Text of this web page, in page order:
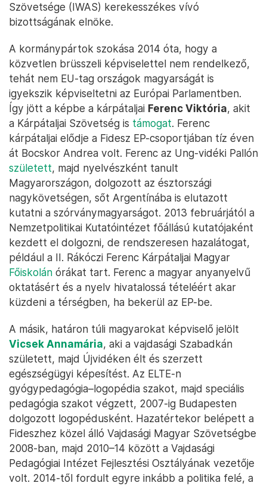
Szövetsége (IWAS) kerekesszékes vívó
bizottságának elnöke.
A kormánypártok szokása 2014 óta, hogy a
közvetlen brüsszeli képviselettel nem rendelkező,
tehát nem EU-tag országok magyarságát is
igyekszik képviseltetni az Európai Parlamentben.
Így jött a képbe a kárpátaljai Ferenc Viktória, akit
a Kárpátaljai Szövetség is támogat. Ferenc
kárpátaljai elődje a Fidesz EP-csoportjában tíz éven
át Bocskor Andrea volt. Ferenc az Ung-vidéki Pallón
született, majd nyelvészként tanult
Magyarországon, dolgozott az észtországi
nagykövetségen, sőt Argentínába is elutazott
kutatni a szórványmagyarságot. 2013 februárjától a
Nemzetpolitikai Kutatóintézet főállású kutatójaként
kezdett el dolgozni, de rendszeresen hazalátogat,
például a II. Rákóczi Ferenc Kárpátaljai Magyar
Főiskolán órákat tart. Ferenc a magyar anyanyelvű
oktatásért és a nyelv hivatalossá tételéért akar
küzdeni a térségben, ha bekerül az EP-be.
A másik, határon túli magyarokat képviselő jelölt
Vicsek Annamária, aki a vajdasági Szabadkán
született, majd Újvidéken élt és szerzett
egészségügyi képesítést. Az ELTE-n
gyógypedagógia–logopédia szakot, majd speciális
pedagógia szakot végzett, 2007-ig Budapesten
dolgozott logopédusként. Hazatértekor belépett a
Fideszhez közel álló Vajdasági Magyar Szövetségbe
2008-ban, majd 2010–14 között a Vajdasági
Pedagógiai Intézet Fejlesztési Osztályának vezetője
volt. 2014-től fordult egyre inkább a politika felé, a